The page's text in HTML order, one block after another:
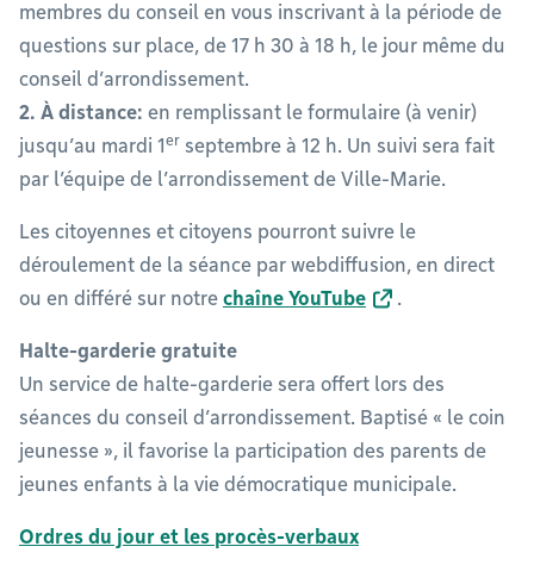
membres du conseil en vous inscrivant à la période de
questions sur place, de 17 h 30 à 18 h, le jour même du
conseil d’arrondissement.
2. À distance: en remplissant le formulaire (à venir)
jusqu’au mardi 1er septembre à 12 h. Un suivi sera fait
par l’équipe de l’arrondissement de Ville-Marie.
Les citoyennes et citoyens pourront suivre le
déroulement de la séance par webdiffusion, en direct
ou en différé sur notre chaîne YouTube .
Halte-garderie gratuite
Un service de halte-garderie sera offert lors des
séances du conseil d’arrondissement. Baptisé « le coin
jeunesse », il favorise la participation des parents de
jeunes enfants à la vie démocratique municipale.
Ordres du jour et les procès-verbaux